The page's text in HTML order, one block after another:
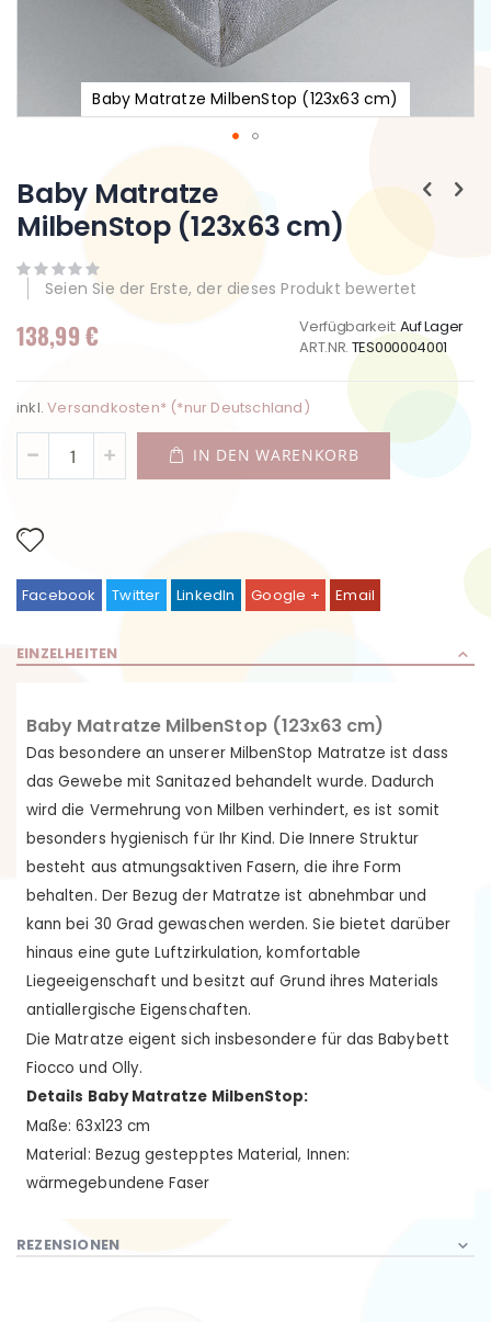
Baby Matratze MilbenStop (123x63 cm)
Anfang
der
Bildgalerie
springen
Baby Matratze
MilbenStop (123x63 cm)
Seien Sie der Erste, der dieses Produkt bewertet
138,99 € Verfügbarkeit: Auf Lager
ART.NR. TES000004001
inkl.Versandkosten* (*nur Deutschland)
IN DEN WARENKORB
Facebook Twitter LinkedIn Google + Email
EINZELHEITEN
Baby Matratze MilbenStop (123x63 cm)
Das besondere an unserer MilbenStop Matratze ist dass
das Gewebe mit Sanitazed behandelt wurde. Dadurch
wird die Vermehrung von Milben verhindert, es ist somit
besonders hygienisch für Ihr Kind. Die Innere Struktur
besteht aus atmungsaktiven Fasern, die ihre Form
behalten. Der Bezug der Matratze ist abnehmbar und
kann bei 30 Grad gewaschen werden. Sie bietet darüber
hinaus eine gute Luftzirkulation, komfortable
Liegeeigenschaft und besitzt auf Grund ihres Materials
antiallergische Eigenschaften.
Die Matratze eigent sich insbesondere für das Babybett
Fiocco und Olly.
Details Baby Matratze MilbenStop:
Maße: 63x123 cm
Material: Bezug gestepptes Material, Innen:
wärmegebundene Faser
REZENSIONEN